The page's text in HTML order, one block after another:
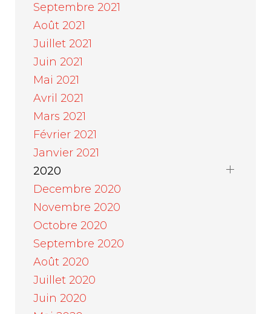
Septembre 2021
Août 2021
Juillet 2021
Juin 2021
Mai 2021
Avril 2021
Mars 2021
Février 2021
Janvier 2021
2020
Decembre 2020
Novembre 2020
Octobre 2020
Septembre 2020
Août 2020
Juillet 2020
Juin 2020